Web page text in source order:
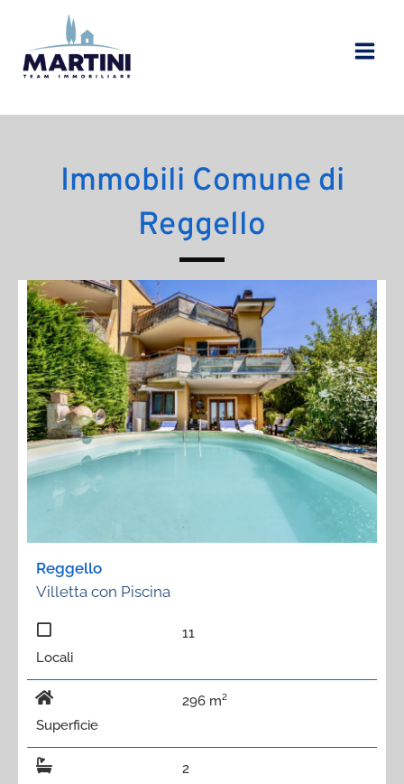
contenuto
Immobili Comune di
Reggello
Reggello
Villetta con Piscina
Locali
11
Superficie
296 m²
2